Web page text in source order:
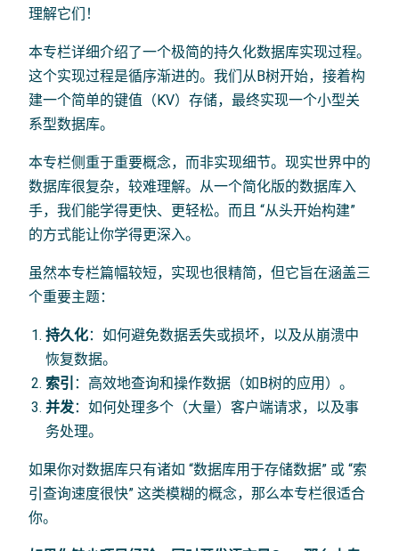
理解它们！
本专栏详细介绍了一个极简的持久化数据库实现过程。
这个实现过程是循序渐进的。我们从B树开始，接着构
建一个简单的键值（KV）存储，最终实现一个小型关
系型数据库。
本专栏侧重于重要概念，而非实现细节。现实世界中的
数据库很复杂，较难理解。从一个简化版的数据库入
手，我们能学得更快、更轻松。而且 “从头开始构建”
的方式能让你学得更深入。
虽然本专栏篇幅较短，实现也很精简，但它旨在涵盖三
个重要主题：
持久化：如何避免数据丢失或损坏，以及从崩溃中
恢复数据。
索引 ：高效地查询和操作数据（如B树的应用）。
并发：如何处理多个（大量）客户端请求，以及事
务处理。
如果你对数据库只有诸如 “数据库用于存储数据” 或 “索
引查询速度很快” 这类模糊的概念，那么本专栏很适合
你。